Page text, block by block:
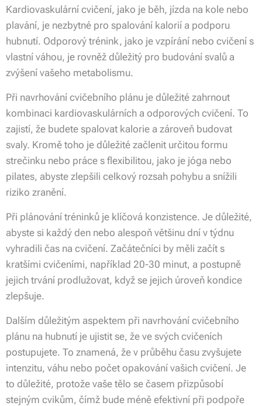
Kardiovaskulární cvičení, jako je běh, jízda na kole nebo
plavání, je nezbytné pro spalování kalorií a podporu
hubnutí. Odporový trénink, jako je vzpírání nebo cvičení s
vlastní váhou, je rovněž důležitý pro budování svalů a
zvýšení vašeho metabolismu.
Při navrhování cvičebního plánu je důležité zahrnout
kombinaci kardiovaskulárních a odporových cvičení. To
zajistí, že budete spalovat kalorie a zároveň budovat
svaly. Kromě toho je důležité začlenit určitou formu
strečinku nebo práce s flexibilitou, jako je jóga nebo
pilates, abyste zlepšili celkový rozsah pohybu a snížili
riziko zranění.
Při plánování tréninků je klíčová konzistence. Je důležité,
abyste si každý den nebo alespoň většinu dní v týdnu
vyhradili čas na cvičení. Začátečníci by měli začít s
kratšími cvičeními, například 20-30 minut, a postupně
jejich trvání prodlužovat, když se jejich úroveň kondice
zlepšuje.
Dalším důležitým aspektem při navrhování cvičebního
plánu na hubnutí je ujistit se, že ve svých cvičeních
postupujete. To znamená, že v průběhu času zvyšujete
intenzitu, váhu nebo počet opakování vašich cvičení. Je
to důležité, protože vaše tělo se časem přizpůsobí
stejným cvikům, čímž bude méně efektivní při podpoře